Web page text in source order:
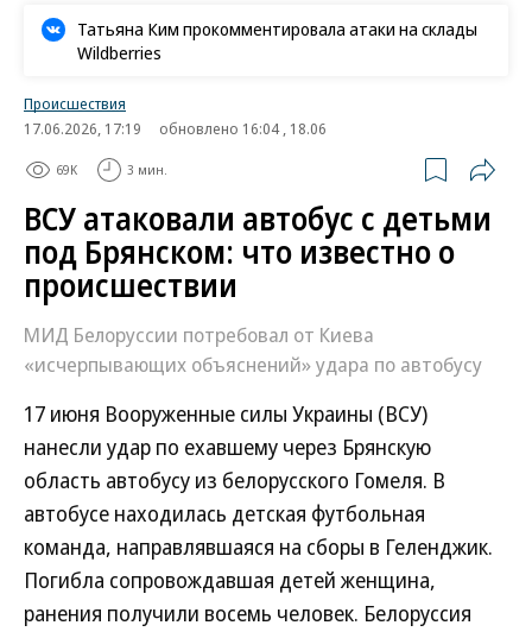
В ООН прокомментировали удары ВСУ по складам
Wildberries
Происшествия
17.06.2026, 17:19
обновлено 16:04 , 18.06
69K 3 мин.
ВСУ атаковали автобус с детьми
под Брянском: что известно о
происшествии
МИД Белоруссии потребовал от Киева
«исчерпывающих объяснений» удара по автобусу
17 июня Вооруженные силы Украины (ВСУ)
нанесли удар по ехавшему через Брянскую
область автобусу из белорусского Гомеля. В
автобусе находилась детская футбольная